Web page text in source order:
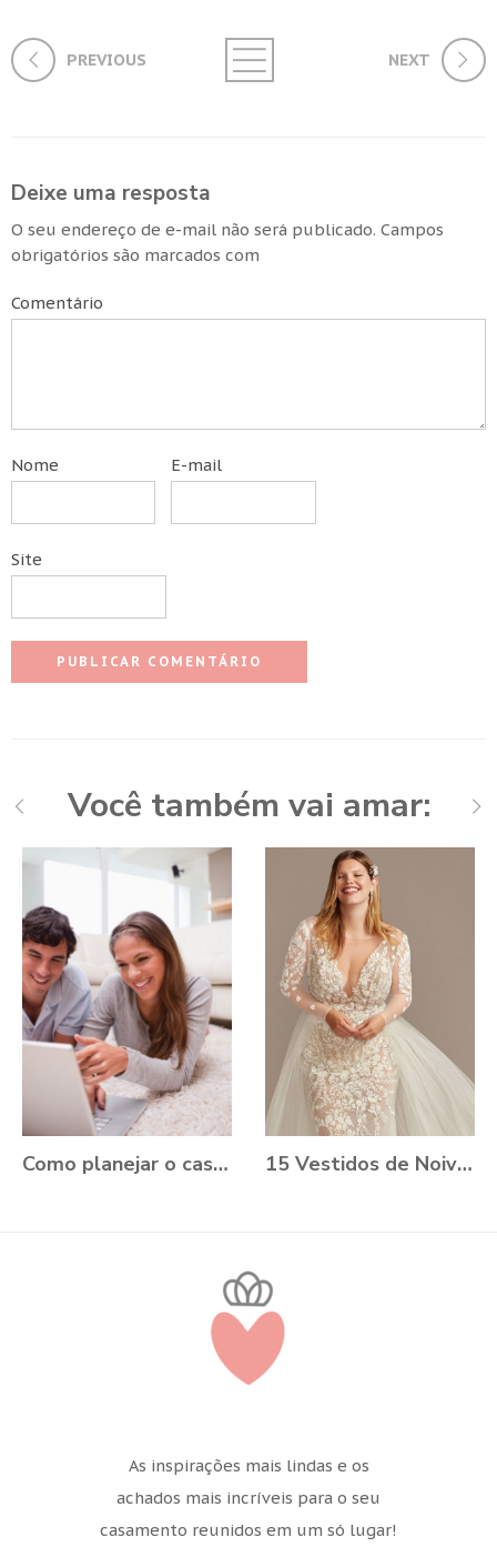
PREVIOUS NEXT
Deixe uma resposta
O seu endereço de e-mail não será publicado. Campos
obrigatórios são marcados com
Comentário
Nome E-mail
Site
Você também vai amar:
Como planejar o casamento durante a Pandemia? 15 Vestidos de Noiva Plus Size para você se apaixonar
As inspirações mais lindas e os
achados mais incríveis para o seu
casamento reunidos em um só lugar!